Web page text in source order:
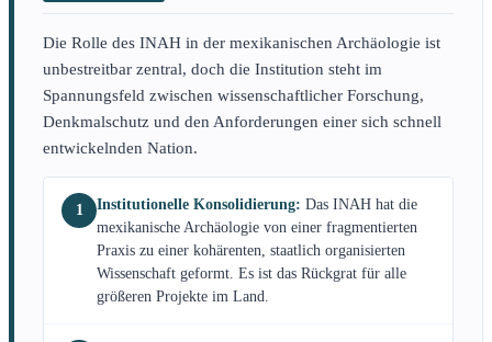
Die Rolle des INAH in der mexikanischen Archäologie ist
unbestreitbar zentral, doch die Institution steht im
Spannungsfeld zwischen wissenschaftlicher Forschung,
Denkmalschutz und den Anforderungen einer sich schnell
entwickelnden Nation.
1 Institutionelle Konsolidierung: Das INAH hat die
mexikanische Archäologie von einer fragmentierten
Praxis zu einer kohärenten, staatlich organisierten
Wissenschaft geformt. Es ist das Rückgrat für alle
größeren Projekte im Land.